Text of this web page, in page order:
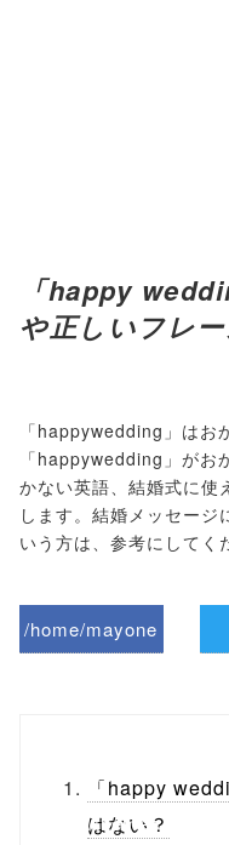
「happy
や正しいフレ
「happywedding」はお
「happywedding」がお
かない英語、結婚式に使
します。結婚メッセージ
いう方は、参考にしてく
/home/mayone
ml/wp-
content/themes
「happy
はない？